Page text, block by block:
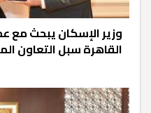
وزير الإسكان يبحث مع
القاهرة سبل التعاون